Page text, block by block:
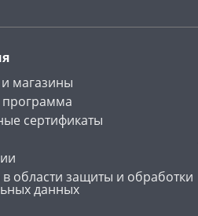
магазины
программа
сертификаты
области защиты и обработки
данных